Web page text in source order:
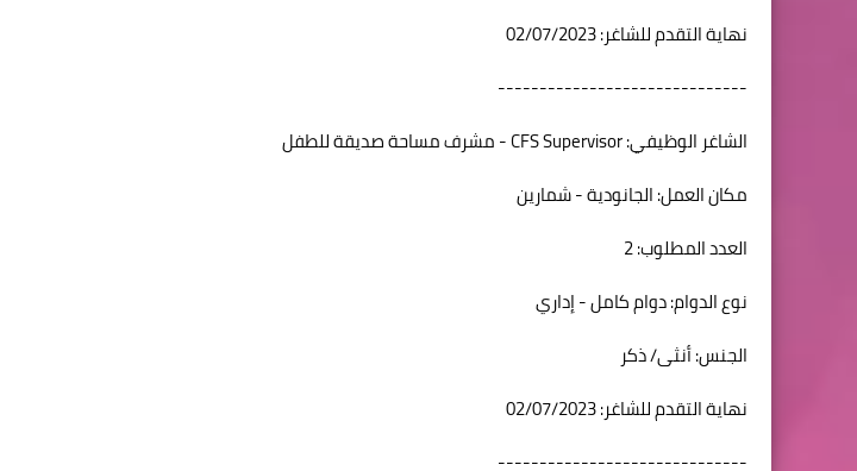
نهاية التقدم للشاغر: 02/07/2023
------------------------------
الشاغر الوظيفي: CFS Supervisor - مشرف مساحة صديقة للطفل
مكان العمل: الجانودية - شمارين
العدد المطلوب: 2
نوع الدوام: دوام كامل - إداري
الجنس: أنثى/ ذكر
نهاية التقدم للشاغر: 02/07/2023
------------------------------